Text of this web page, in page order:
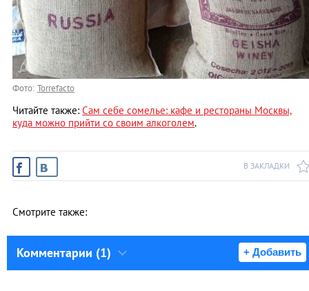
Фото: Torrefacto
Читайте также: Сам себе сомелье: кафе и рестораны Москвы,
куда можно прийти со своим алкоголем.
В ЗАКЛАДКИ
Смотрите также:
Комментарии (1) + Добавить